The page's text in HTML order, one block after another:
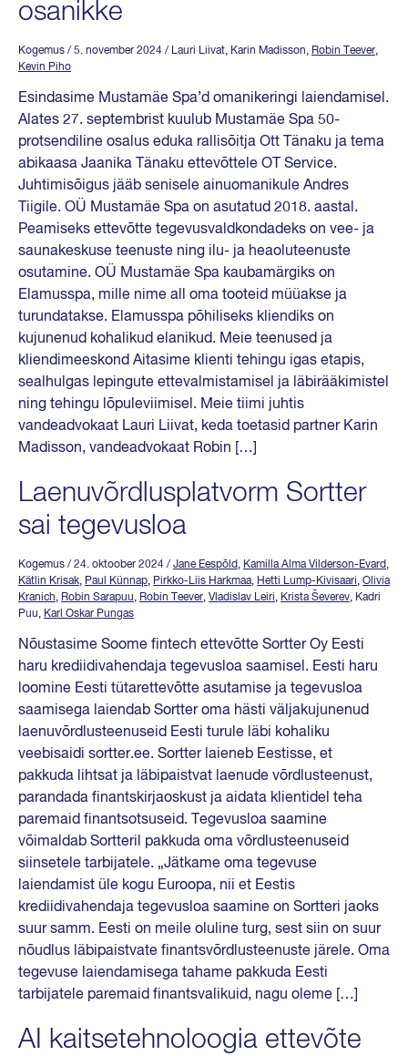
osanikke
Kogemus / 5. november 2024 / Lauri Liivat, Karin Madisson, Robin Teever,
Kevin Piho
Esindasime Mustamäe Spa’d omanikeringi laiendamisel.
Alates 27. septembrist kuulub Mustamäe Spa 50-
protsendiline osalus eduka rallisõitja Ott Tänaku ja tema
abikaasa Jaanika Tänaku ettevõttele OT Service.
Juhtimisõigus jääb senisele ainuomanikule Andres
Tiigile. OÜ Mustamäe Spa on asutatud 2018. aastal.
Peamiseks ettevõtte tegevusvaldkondadeks on vee- ja
saunakeskuse teenuste ning ilu- ja heaoluteenuste
osutamine. OÜ Mustamäe Spa kaubamärgiks on
Elamusspa, mille nime all oma tooteid müüakse ja
turundatakse. Elamusspa põhiliseks kliendiks on
kujunenud kohalikud elanikud. Meie teenused ja
kliendimeeskond Aitasime klienti tehingu igas etapis,
sealhulgas lepingute ettevalmistamisel ja läbirääkimistel
ning tehingu lõpuleviimisel. Meie tiimi juhtis
vandeadvokaat Lauri Liivat, keda toetasid partner Karin
Madisson, vandeadvokaat Robin […]
Laenuvõrdlusplatvorm Sortter
sai tegevusloa
Kogemus / 24. oktoober 2024 / Jane Eespõld, Kamilla Alma Vilderson-Evard,
Kätlin Krisak, Paul Künnap, Pirkko-Liis Harkmaa, Hetti Lump-Kivisaari, Olivia
Kranich, Robin Sarapuu, Robin Teever, Vladislav Leiri, Krista Ševerev, Kadri
Puu, Karl Oskar Pungas
Nõustasime Soome fintech ettevõtte Sortter Oy Eesti
haru krediidivahendaja tegevusloa saamisel. Eesti haru
loomine Eesti tütarettevõtte asutamise ja tegevusloa
saamisega laiendab Sortter oma hästi väljakujunenud
laenuvõrdlusteenuseid Eesti turule läbi kohaliku
veebisaidi sortter.ee. Sortter laieneb Eestisse, et
pakkuda lihtsat ja läbipaistvat laenude võrdlusteenust,
parandada finantskirjaoskust ja aidata klientidel teha
paremaid finantsotsuseid. Tegevusloa saamine
võimaldab Sortteril pakkuda oma võrdlusteenuseid
siinsetele tarbijatele. „Jätkame oma tegevuse
laiendamist üle kogu Euroopa, nii et Eestis
krediidivahendaja tegevusloa saamine on Sortteri jaoks
suur samm. Eesti on meile oluline turg, sest siin on suur
nõudlus läbipaistvate finantsvõrdlusteenuste järele. Oma
tegevuse laiendamisega tahame pakkuda Eesti
tarbijatele paremaid finantsvalikuid, nagu oleme […]
AI kaitsetehnoloogia ettevõte